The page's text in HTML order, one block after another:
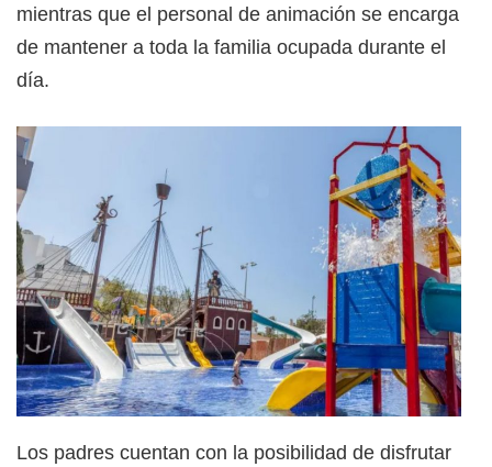
mientras que el personal de animación se encarga
de mantener a toda la familia ocupada durante el
día.
Los padres cuentan con la posibilidad de disfrutar